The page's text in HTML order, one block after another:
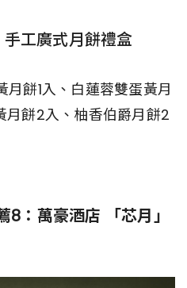
工廣式月餅禮盒
餅1入、白蓮蓉雙蛋黃月
月餅2入、柚香伯爵月餅2
：萬豪酒店 「芯月」